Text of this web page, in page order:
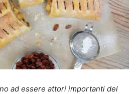
ad essere attori importanti del